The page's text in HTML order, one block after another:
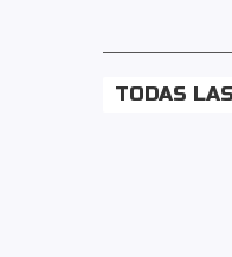
TODAS